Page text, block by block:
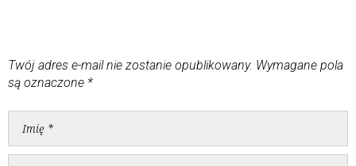
Twój adres e-mail nie zostanie opublikowany. Wymagane pola
są oznaczone *